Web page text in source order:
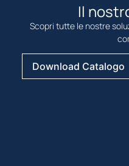
Il
Scopri tutte le nostre
Download Catalogo